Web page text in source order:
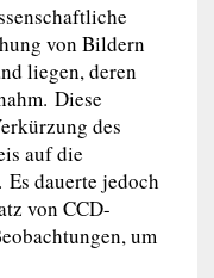
von Bildern
liegen, deren
Diese
des
auf die
dauerte jedoch
von CCD-
um